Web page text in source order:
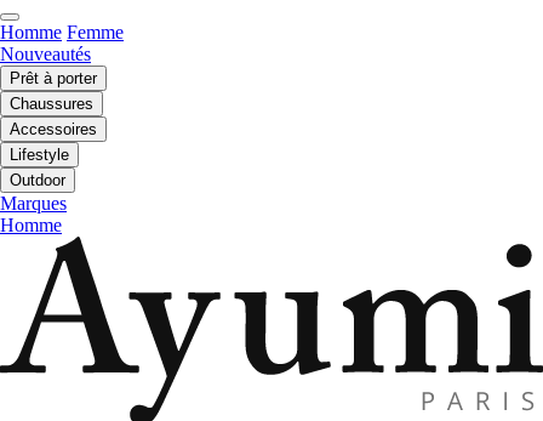
Homme Femme
Nouveautés
Prêt à porter
Chaussures
Accessoires
Lifestyle
Outdoor
Marques
Homme